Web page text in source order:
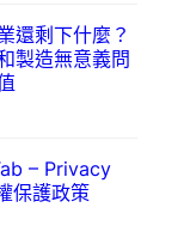
還剩下什麼？
製造無意義問
– Privacy
保護政策